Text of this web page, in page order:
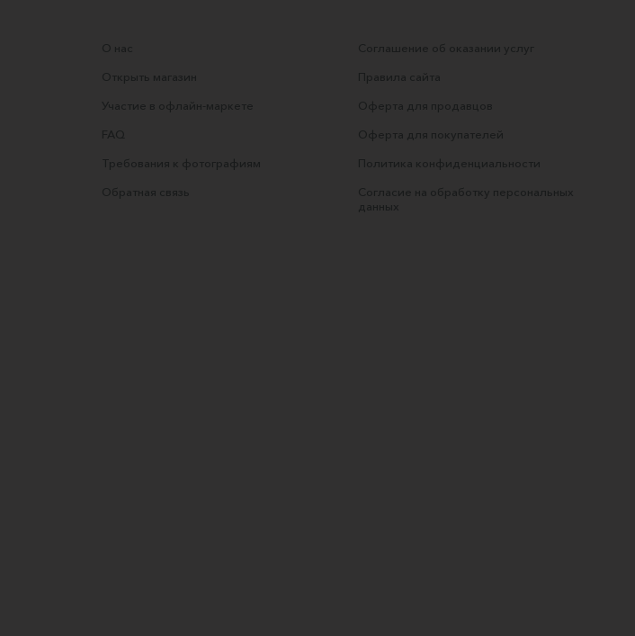
О нас
Открыть магазин
Участие в офлайн-маркете
FAQ
Требования к фотографиям
Обратная связь
Соглашение об оказании услуг
Правила сайта
Оферта для продавцов
Оферта для покупателей
Политика конфиденциальности
Согласие на обработку персональных
данных